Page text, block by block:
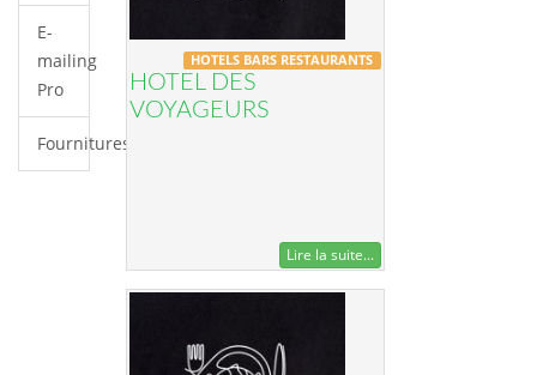
E-
mailing
Pro
Fournitures
HOTELS BARS RESTAURANTS
HOTEL DES
VOYAGEURS
Lire la suite...